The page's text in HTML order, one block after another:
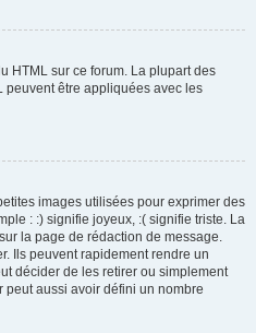
HTML sur ce forum. La plupart des
peuvent être appliquées avec les
images utilisées pour exprimer des
: :) signifie joyeux, :( signifie triste. La
la page de rédaction de message.
Ils peuvent rapidement rendre un
décider de les retirer ou simplement
peut aussi avoir défini un nombre